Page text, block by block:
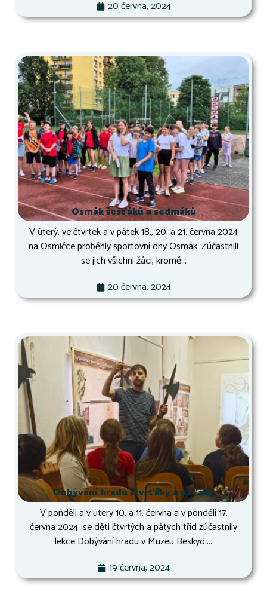
20 června, 2024
Osmák šesťáků a sedmáků
V úterý, ve čtvrtek a v pátek 18., 20. a 21. června 2024
na Osmičce proběhly sportovní dny Osmák. Zúčastnili
se jich všichni žáci, kromě...
20 června, 2024
Dobývání hradu čtvrťáky a páťáky
V pondělí a v úterý 10. a 11. června a v pondělí 17.
června 2024 se děti čtvrtých a pátých tříd zúčastnily
lekce Dobývání hradu v Muzeu Beskyd....
19 června, 2024